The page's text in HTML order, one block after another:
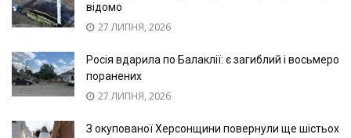
відомо
27 ЛИПНЯ, 2026
Росія вдарила по Балаклії: є загиблий і восьмеро
поранених
27 ЛИПНЯ, 2026
З окупованої Херсонщини повернули ще шістьох